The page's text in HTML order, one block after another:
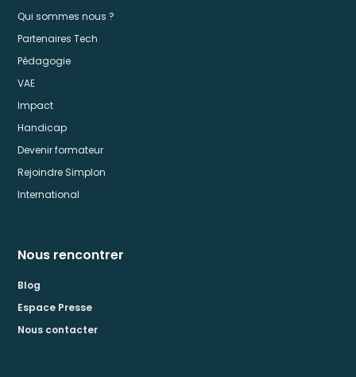
Qui sommes nous ?
Partenaires Tech
Pédagogie
VAE
Impact
Handicap
Devenir formateur
Rejoindre Simplon
International
Nous rencontrer
Blog
Espace Presse
Nous contacter